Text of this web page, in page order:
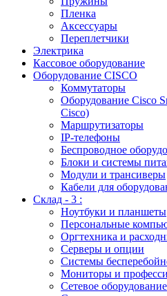
Пленка
Аксессуары
Переплетчики
Электрика
Кассовое оборудование
Оборудование CISCO
Коммутаторы
Оборудование Cisco
Cisco)
Маршрутизаторы
IP-телефоны
Беспроводное
Блоки и системы
Модули и трансиверы
Кабели для
Склад - 3 :
Ноутбуки и планшеты
Персональные
Оргтехника и
Серверы и опции
Системы
Мониторы и
Сетевое оборудование